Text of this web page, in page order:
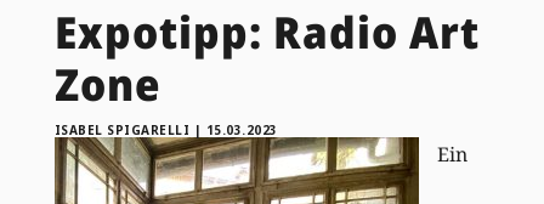
Expotipp: Radio Art
Zone
ISABEL SPIGARELLI | 15.03.2023
Ein